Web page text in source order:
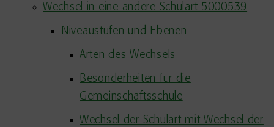
Wechsel in eine andere Schulart 5000539
Niveaustufen und Ebenen
Arten des Wechsels
Besonderheiten für die
Gemeinschaftsschule
Wechsel der Schulart mit Wechsel der